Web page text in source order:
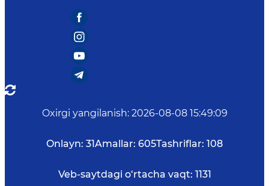
Oxirgi yangilanish: 2026-08-08 15:49:09
Onlayn: 31Amallar: 605Tashriflar: 108
Veb-saytdagi o‘rtacha vaqt: 1131